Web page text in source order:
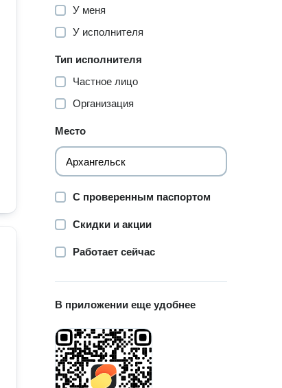
У меня
У исполнителя
Тип исполнителя
Частное лицо
Организация
Место
С проверенным паспортом
Скидки и акции
Работает сейчас
В приложении еще удобнее